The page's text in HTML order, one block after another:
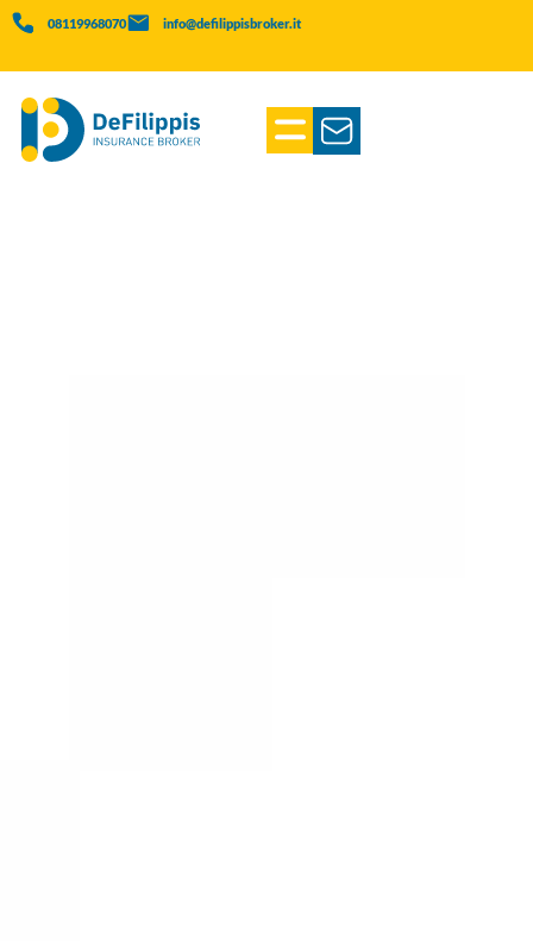
08119968070 info@defilippisbroker.it